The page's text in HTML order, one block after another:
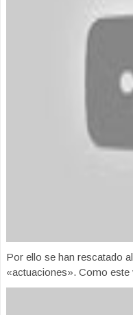
Por ello se han rescatado
«actuaciones». Como este